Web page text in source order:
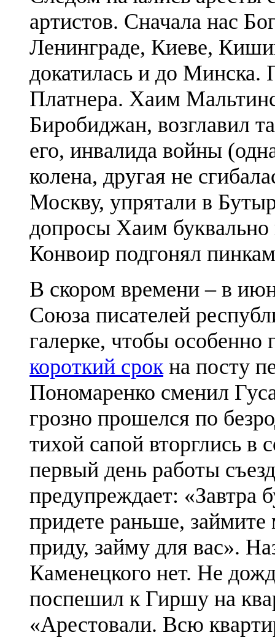
артистов. Сначала нас
Ленинграде, Киеве,
докатилась и до Минска.
Платнера. Хаим
Биробиджан, возглавил
его, инвалида войны
колена, другая не
Москву, упрятали в
допросы Хаим буквально
Конвоир подгонял
В скором времени – в
Союза писателей
галерке, чтобы особенно
короткий срокна посту
Пономаренко сменил
грозно прошелся по
тихой сапой вторглись в
первый день работы
предупреждает: «Завтра
придете раньше,
приду, займу для вас».
Каменецкого нет. Не
поспешил к Гиршу на
«Арестовали. Всю